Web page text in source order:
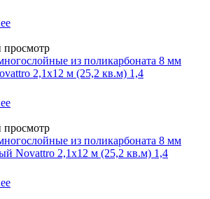
из поликарбоната 8 мм
2,1х12 м (25,2 кв.м) 1,4
из поликарбоната 8 мм
Novattro 2,1х12 м (25,2 кв.м) 1,4